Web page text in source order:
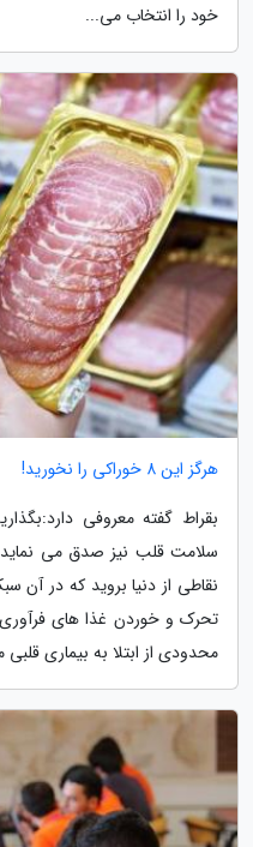
خود را انتخاب می...
هرگز این 8 خوراکی را نخورید!
بقراط گفته معروفی
سلامت قلب نیز صدق می
نقاطی از دنیا بروید که در
تحرک و خوردن غذا های
محدودی از ابتلا به بیماری